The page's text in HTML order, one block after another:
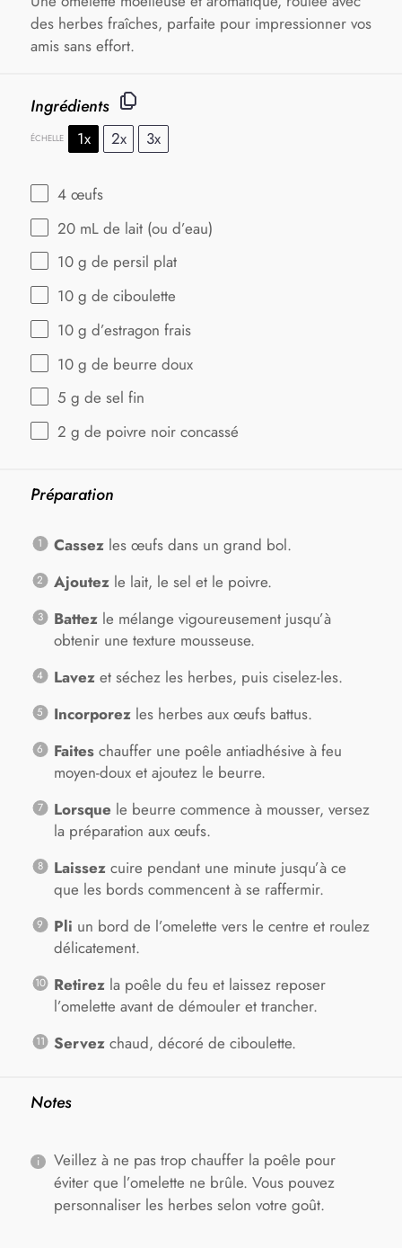
des herbes fraîches, parfaite pour impressionner vos
amis sans effort.
Ingrédients
ÉCHELLE 1x 2x 3x
4 œufs
20 mL de lait (ou d’eau)
10 g de persil plat
10 g de ciboulette
10 g d’estragon frais
10 g de beurre doux
5 g de sel fin
2 g de poivre noir concassé
Préparation
Cassezles œufs dans un grand bol.
Ajoutezle lait, le sel et le poivre.
Battezle mélange vigoureusement jusqu’à
obtenir une texture mousseuse.
Lavezet séchez les herbes, puis ciselez-les.
Incorporezles herbes aux œufs battus.
Faiteschauffer une poêle antiadhésive à feu
moyen-doux et ajoutez le beurre.
Lorsque le beurre commence à mousser, versez
la préparation aux œufs.
Laissezcuire pendant une minute jusqu’à ce
que les bords commencent à se raffermir.
Pli un bord de l’omelette vers le centre et roulez
délicatement.
Retirezla poêle du feu et laissez reposer
l’omelette avant de démouler et trancher.
Servezchaud, décoré de ciboulette.
Notes
Veillez à ne pas trop chauffer la poêle pour
éviter que l’omelette ne brûle. Vous pouvez
personnaliser les herbes selon votre goût.